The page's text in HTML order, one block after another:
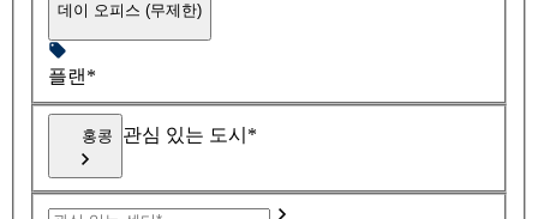
데이 오피스 (무제한)
플랜*
홍콩 관심 있는 도시*